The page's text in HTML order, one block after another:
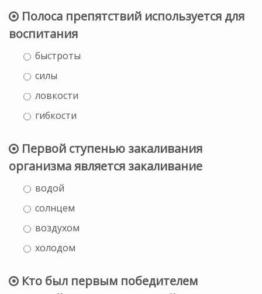
Полоса препятствий используется для
воспитания
быстроты
силы
ловкости
гибкости
Первой ступенью закаливания
организма является закаливание
водой
солнцем
воздухом
холодом
Кто был первым победителем